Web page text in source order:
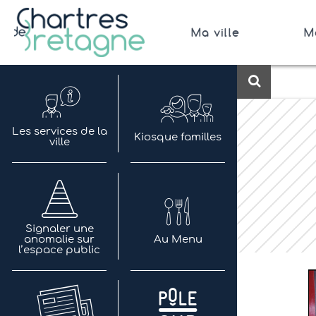
Aller
contenu
Bienvenue sur le site de la ville de Chartres de
Ville Zéro phyto / 4 fleurs
Ma ville
Les services de la
ville
Kiosque familles
Signaler une
anomalie sur
l’espace public
Au Menu